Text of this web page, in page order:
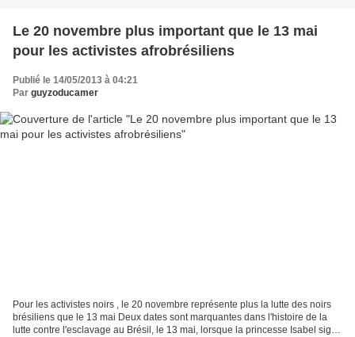
Le 20 novembre plus important que le 13 mai
pour les activistes afrobrésiliens
Publié le 14/05/2013 à 04:21
Par guyzoducamer
Pour les activistes noirs , le 20 novembre représente plus la lutte des noirs
brésiliens que le 13 mai Deux dates sont marquantes dans l'histoire de la
lutte contre l'esclavage au Brésil, le 13 mai, lorsque la princesse Isabel signa